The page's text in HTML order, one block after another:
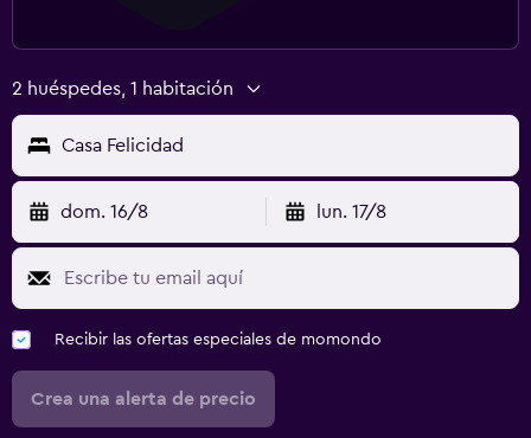
2 huéspedes, 1 habitación
Casa Felicidad
dom. 16/8 lun. 17/8
Recibir las ofertas especiales de momondo
Crea una alerta de precio